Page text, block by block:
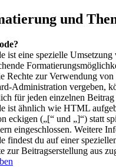
und
ist eine spezielle
Rechte zur Verwendung
Administration vergeben,
für jeden einzelnen
ist ähnlich wie HTML
eckigen („[“ und „]“) statt
eingeschlossen. Weitere
findest du auf einer
zur Beitragserstellung aus